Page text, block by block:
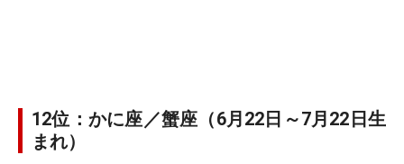
12位：かに座／蟹座（6月22日～7月22日生
まれ）